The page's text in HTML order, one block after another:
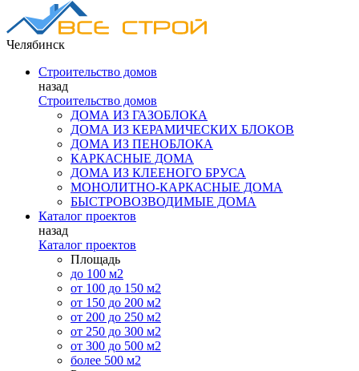
Челябинск
Строительство домов
назад
Строительство домов
ДОМА ИЗ ГАЗОБЛОКА
ДОМА ИЗ КЕРАМИЧЕСКИХ БЛОКОВ
ДОМА ИЗ ПЕНОБЛОКА
КАРКАСНЫЕ ДОМА
ДОМА ИЗ КЛЕЕНОГО БРУСА
МОНОЛИТНО-КАРКАСНЫЕ ДОМА
БЫСТРОВОЗВОДИМЫЕ ДОМА
Каталог проектов
назад
Каталог проектов
Площадь
до 100 м2
от 100 до 150 м2
от 150 до 200 м2
от 200 до 250 м2
от 250 до 300 м2
от 300 до 500 м2
более 500 м2